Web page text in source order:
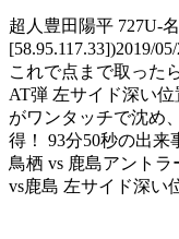
超人豊田陽平 727U-
[58.95.117.33])2019/
これで点まで取った
AT弾 左サイド深い位
がワンタッチで沈め
得！ 93分50秒の出来
鳥栖 vs 鹿島アント
vs鹿島 左サイド深い